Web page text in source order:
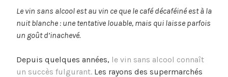
Le vin sans alcool est au vin ce que le café décaféiné est à la
nuit blanche : une tentative louable, mais qui laisse parfois
un goût d’inachevé.
Depuis quelques années, le vin sans alcool connaît
un succès fulgurant. Les rayons des supermarchés